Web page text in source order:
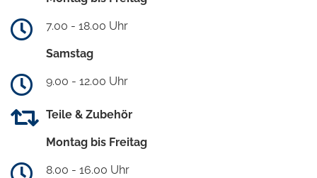
7.00 - 18.00 Uhr
Samstag
9.00 - 12.00 Uhr
Teile & Zubehör
Montag bis Freitag
8.00 - 16.00 Uhr